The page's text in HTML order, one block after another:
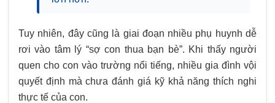
Tuy nhiên, đây cũng là giai đoạn nhiều phụ huynh dễ
rơi vào tâm lý “sợ con thua bạn bè”. Khi thấy người
quen cho con vào trường nổi tiếng, nhiều gia đình vội
quyết định mà chưa đánh giá kỹ khả năng thích nghi
thực tế của con.